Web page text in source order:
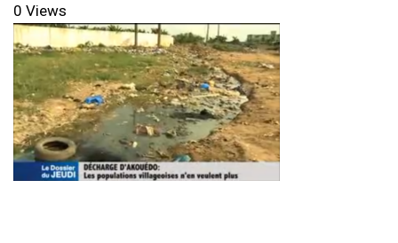
0 Views